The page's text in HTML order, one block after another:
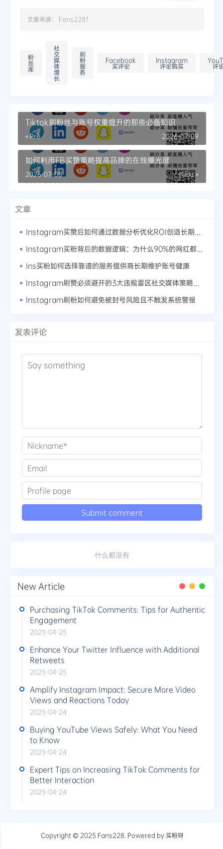
文章来源： Fans228！
粉
丝
库
社
交
媒
体
增
长
刷
粉
服
务
Facebook
买评论
Instagram
评论购买 评
Tiktok刷粉丝与账号权重提升的那些必备知识
« Pre 2026-07-09
如何利用FB买赞策略提高品牌的在线曝光度
Next »
2026-07-08
文章
Ins买粉如何选择靠谱的服务提供商长期维护账号健康
Instagram刷粉如何避免被封号风险且不触发系统警报
发表评论
什么都没有
New Article
Purchasing TikTok Comments: Tips for Authentic
Engagement
2025-04-25
Enhance Your Twitter Influence with Additional
Retweets
2025-04-25
Amplify Instagram Impact: Secure More Video
Views and Reactions Today
2025-04-24
Buying YouTube Views Safely: What You Need
to Know
2025-04-24
Expert Tips on Increasing TikTok Comments for
Better Interaction
2025-04-24
Copyright © 2025 Fans228 . Powered by买粉呀